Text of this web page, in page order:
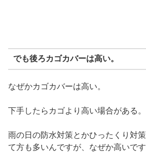
でも後ろカゴカバーは高い。
なぜかカゴカバーは高い。
下手したらカゴより高い場合がある。
雨の日の防水対策とかひったくり対
て方も多いんですが、なぜか高いで